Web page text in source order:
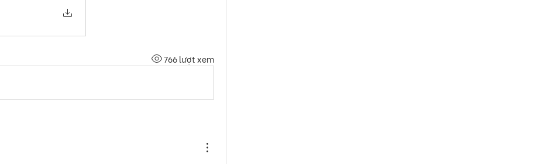
766 lượt xem